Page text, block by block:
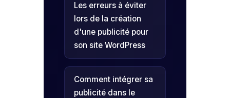
Les erreurs à éviter
lors de la création
d'une publicité pour
son site WordPress
Comment intégrer sa
publicité dans le